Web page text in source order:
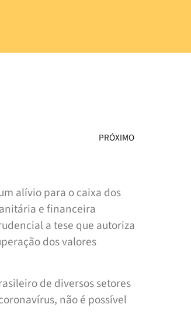
PRÓXIMO
alívio para o caixa dos
e financeira
a tese que autoriza
dos valores
de diversos setores
não é possível